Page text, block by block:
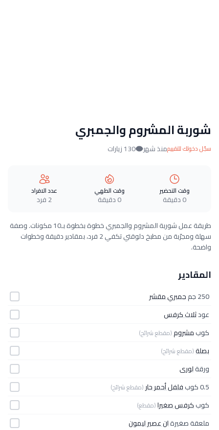
شوربة المشروم والجمبري
سجّل دخولك للتقييممنذ شهر 130 زيارات
وقت التحضير
0 دقيقة
وقت الطهي
0 دقيقة
عدد الافراد
2 فرد
طريقة عمل شوربة المشروم والجمبري خطوة بخطوة بـ10 مكونات. وصفة
سهلة ومجرّبة من مطبخ دلوقتي تكفي 2 فرد، بمقادير دقيقة وخطوات
واضحة.
المقادير
250 جم
جمبري مقشر
عودثلاث كرفس
كوبمشروم(مقطع شرائح)
بصلة(مقطع شرائح)
ورقةلورى
0.5 كوب
فلفل أحمر حار (مقطع شرائح)
كوبكرفس صغيرا(مقطع)
ملعقة صغيرةان عصير ليمون